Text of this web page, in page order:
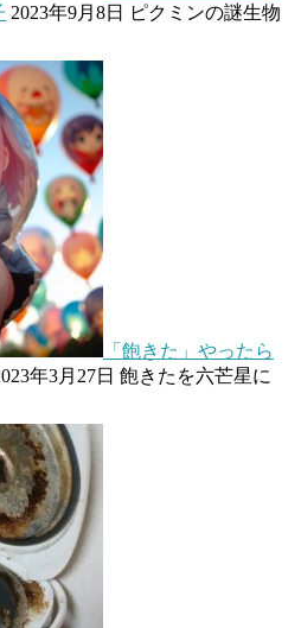
2023年9月8日
ピクミンの謎生物
「飽きた」やったら
年3月27日 飽きたを六芒星に